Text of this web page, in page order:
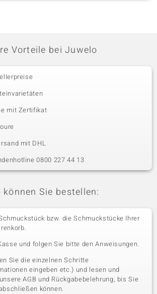
Vorteile bei Juwelo
mit Zertifikat
mit DHL
0800 227 44 13
können Sie bestellen:
bzw. die Schmuckstücke Ihrer
und folgen Sie bitte den Anweisungen.
Sie die einzelnen Schritte
eingeben etc.) und lesen und
AGB und Rückgabebelehrung, bis Sie
können.